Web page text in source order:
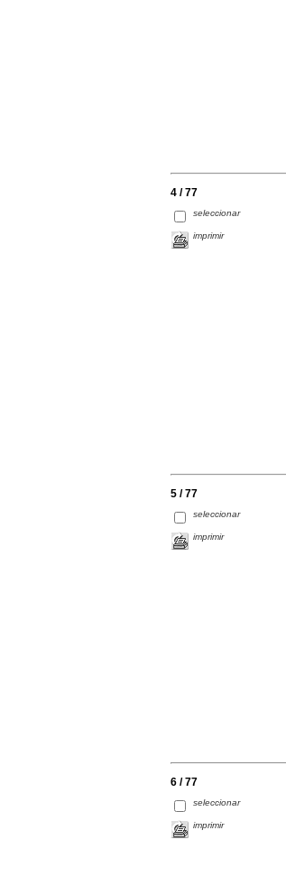
4 / 77
seleccionar
imprimir
5 / 77
seleccionar
imprimir
6 / 77
seleccionar
imprimir